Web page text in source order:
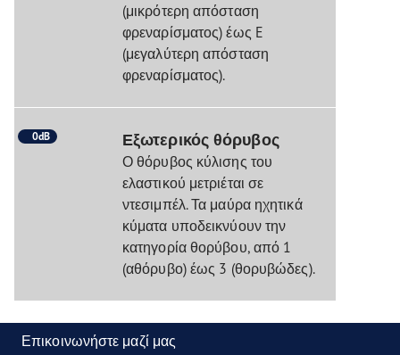
(μικρότερη απόσταση
φρεναρίσματος) έως E
(μεγαλύτερη απόσταση
φρεναρίσματος).
0dB Εξωτερικός θόρυβος
Ο θόρυβος κύλισης του
ελαστικού μετριέται σε
ντεσιμπέλ. Τα μαύρα ηχητικά
κύματα υποδεικνύουν την
κατηγορία θορύβου, από 1
(αθόρυβο) έως 3 (θορυβώδες).
Επικοινωνήστε μαζί μας